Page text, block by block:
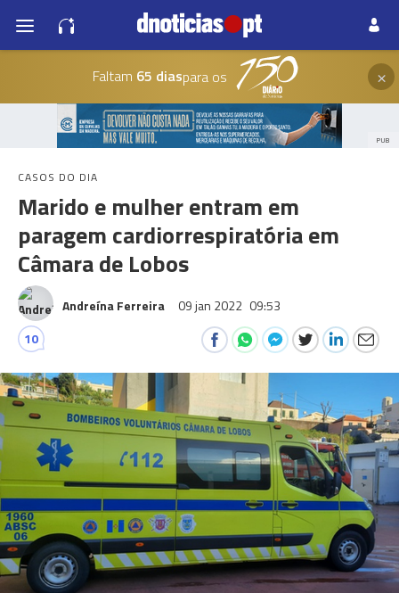
Faltam 65 diaspara os ×
PUB
CASOS DO DIA
Marido e mulher entram em
paragem cardiorrespiratória em
Câmara de Lobos
Andreína Ferreira 09 jan 2022 09:53
10